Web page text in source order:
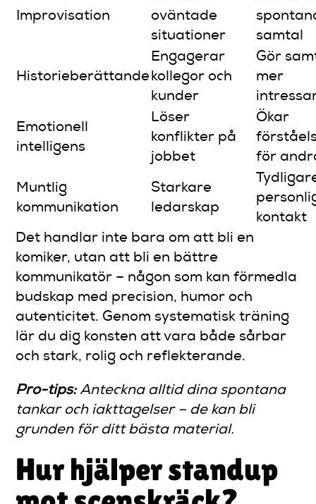
Improvisation
oväntade
situationer
samtal
Historieberättande
Engagerar
kollegor och
kunder
Gör
mer
Emotionell
intelligens
Löser
konflikter på
jobbet
Ökar
för
Muntlig
kommunikation
Starkare
ledarskap
kontakt
Det handlar inte bara om att bli en
komiker, utan att bli en bättre
kommunikatör – någon som kan förmedla
budskap med precision, humor och
autenticitet. Genom systematisk träning
lär du dig konsten att vara både sårbar
och stark, rolig och reflekterande.
Pro-tips: Anteckna alltid dina spontana
tankar och iakttagelser – de kan bli
grunden för ditt bästa material.
Hur hjälper standup